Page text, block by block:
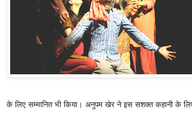
के लिए सम्मानित भी किया। अनुपम खेर ने इस सशक्त कहानी के